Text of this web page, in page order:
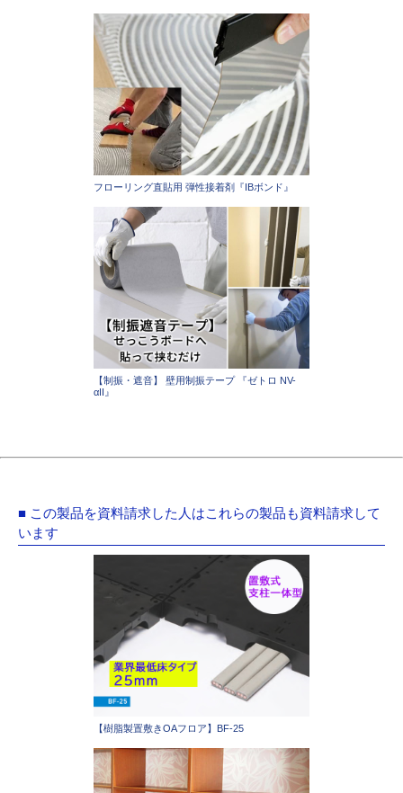
フローリング直貼用 弾性接着剤『IBボンド』
【制振・遮音】 壁用制振テープ 『ゼトロ NV-
αII』
■ この製品を資料請求した人はこれらの製品も資料請求して
います
【樹脂製置敷きOAフロア】BF-25